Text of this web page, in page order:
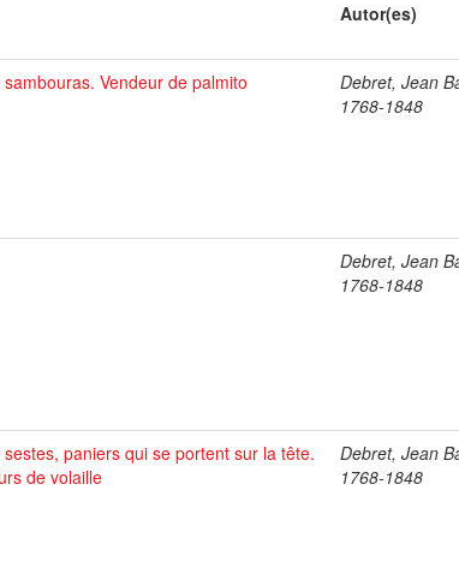
Autor(es)
Vendeur de palmito
Debret, Jean
1768-1848
Debret, Jean
1768-1848
paniers qui se portent sur la tête.
de volaille
Debret, Jean
1768-1848